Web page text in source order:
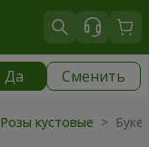
Да Сменить
Розы кустовые >